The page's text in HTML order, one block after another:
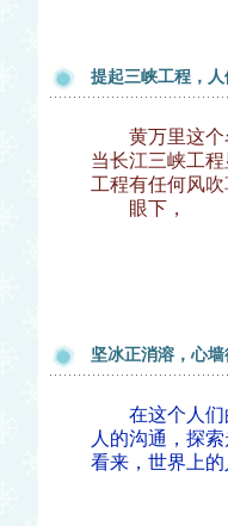
提起三峡工程，
黄万里这个
当长江三峡工
工程有任何风
眼下，
坚冰正消溶，心
在这个人们的
人的沟通，探
看来，世界上